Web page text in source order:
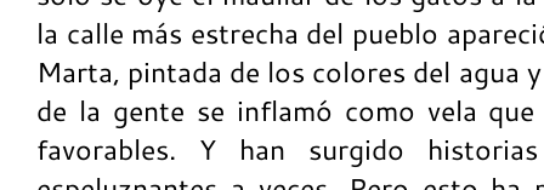
la calle más estrecha del pueblo
Marta, pintada de los colores del agua
de la gente se inflamó como vela
favorables. Y han surgido